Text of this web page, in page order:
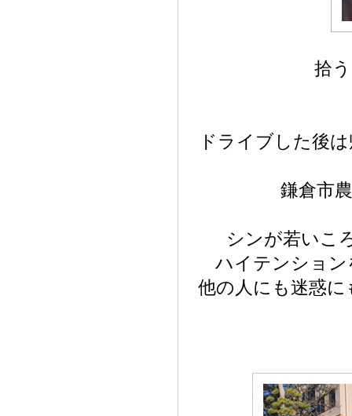
拾
ドライブした後
鎌倉市
シンが若いこ
ハイテンショ
他の人にも迷惑